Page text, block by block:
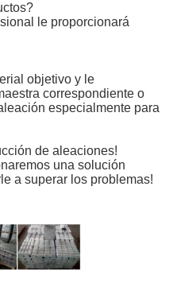
le proporcionará
objetivo y le
correspondiente o
especialmente para
de aleaciones!
una solución
a superar los problemas!